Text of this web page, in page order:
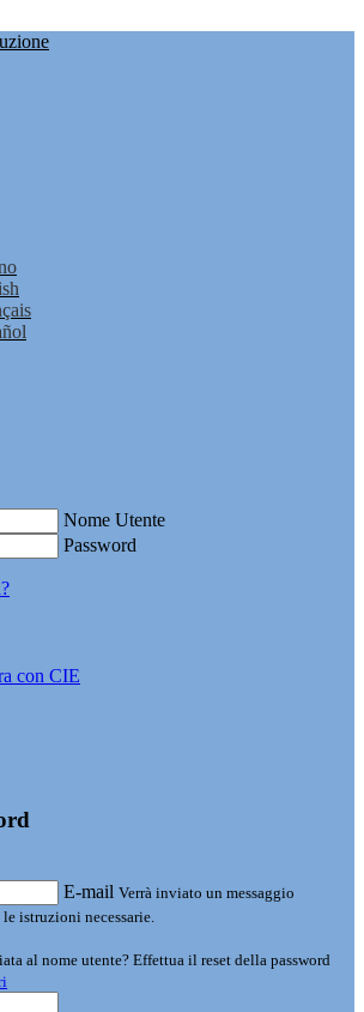
Nome Utente
Password
con CIE
E-mail Verrà inviato un messaggio
istruzioni necessarie.
al nome utente? Effettua il reset della password